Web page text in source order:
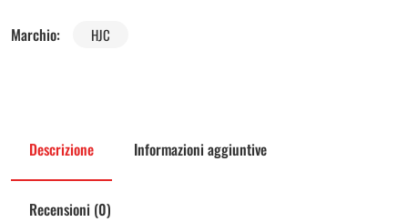
Marchio: HJC
Descrizione Informazioni aggiuntive
Recensioni (0)